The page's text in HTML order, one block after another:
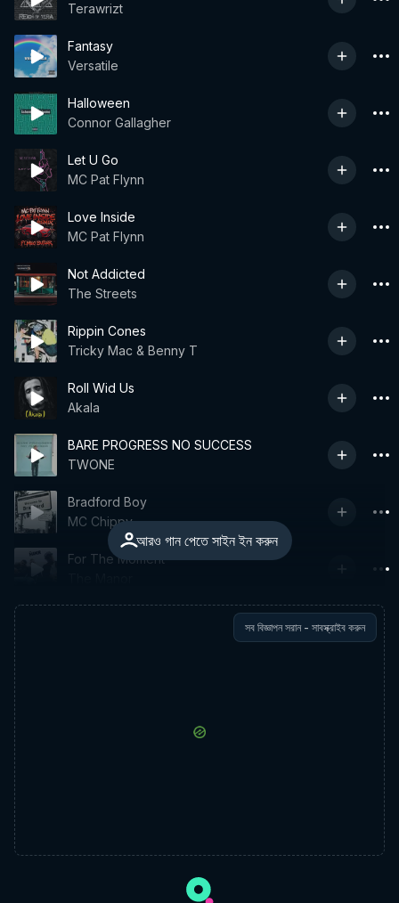
Terawrizt
Fantasy
Versatile
Halloween
Connor Gallagher
Let U Go
MC Pat Flynn
Love Inside
MC Pat Flynn
Not Addicted
The Streets
Rippin Cones
Tricky Mac & Benny T
Roll Wid Us
Akala
BARE PROGRESS NO SUCCESS
TWONE
আরও গান পেতে সাইন ইন করুন
Bradford Boy
MC Chippy
For The Moment
সব বিজ্ঞাপন সরান - সাবস্ক্রাইব করুন